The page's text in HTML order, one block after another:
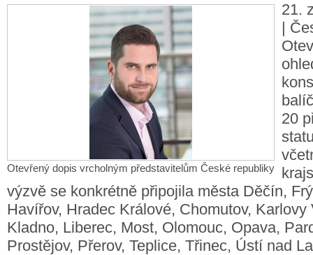
Otevřený dopis vrcholným představitelům České republiky
21.
|
20
výzvě se konkrétně připojila města Děčín,
Havířov, Hradec Králové, Chomutov, Karlovy
Kladno, Liberec, Most, Olomouc, Opava,
Prostějov, Přerov, Teplice, Třinec, Ústí nad